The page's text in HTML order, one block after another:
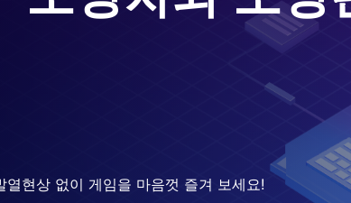
현상 없이 게임을 마음껏 즐겨 보세요!